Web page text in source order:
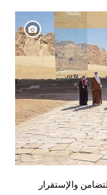
والإستقرار